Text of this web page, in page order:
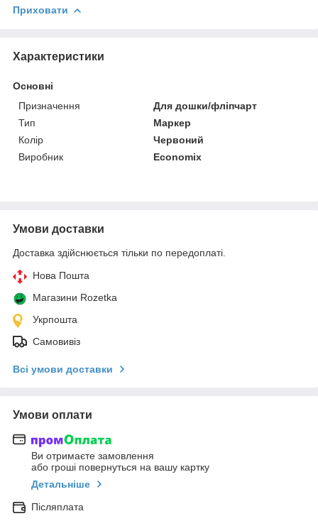
Приховати
Характеристики
Основні
Призначення
Для дошки/фліпчарт
Тип
Маркер
Колір
Червоний
Виробник
Economix
Умови доставки
Доставка здійснюється тільки по передоплаті.
Нова Пошта
Магазини Rozetka
Укрпошта
Самовивіз
Всі умови доставки
Умови оплати
Ви отримаєте замовлення
або гроші повернуться на вашу картку
Детальніше
Післяплата